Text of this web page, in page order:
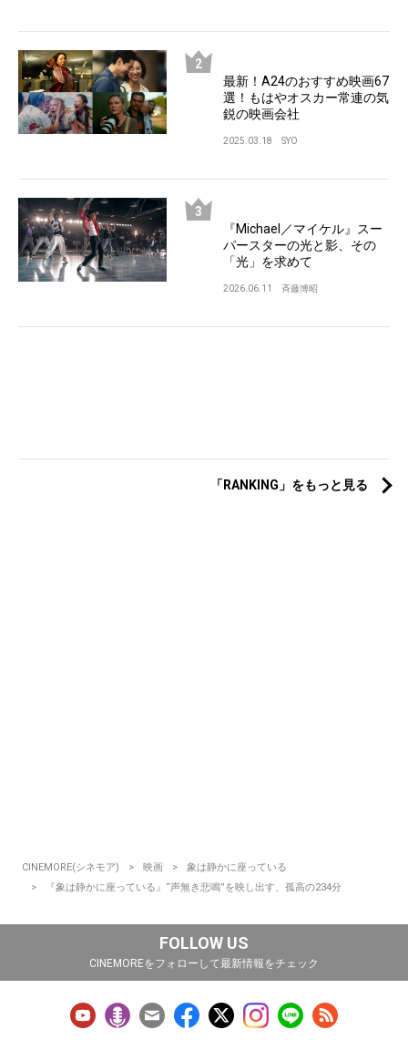
最新！A24のおすすめ映画67
選！もはやオスカー常連の気
鋭の映画会社
2025.03.18 SYO
『Michael／マイケル』スー
パースターの光と影、その
「光」を求めて
2026.06.11 斉藤博昭
「RANKING」をもっと見る
CINEMORE(シネモア) 映画
象は静かに座っている
『象は静かに座っている』“声無き悲鳴”を映し出す、孤高の234分
FOLLOW US
CINEMOREをフォローして最新情報をチェック